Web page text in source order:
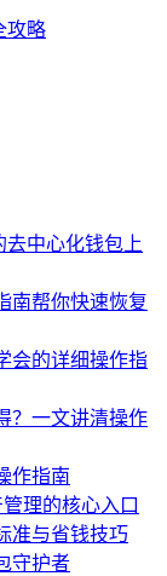
攻略
去中心化钱包上
南帮你快速恢复
会的详细操作指
？一文讲清操作
作指南
理的核心入口
准与省钱技巧
守护者